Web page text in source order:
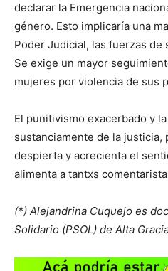
declarar la Emergencia
género. Esto implicaría una
Poder Judicial, las fuerzas
Se exige un mayor
mujeres por violencia de sus
El punitivismo exacerbado y
sustanciamente de la justicia,
despierta y acrecienta el
alimenta a tantxs
(*) Alejandrina Cuquejo es
Solidario (PSOL) de Alta